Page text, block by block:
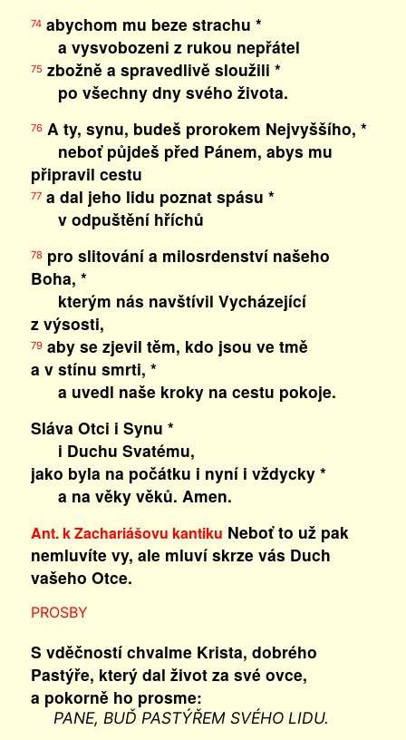
74abychom mu beze strachu *
a vysvobozeni z rukou nepřátel
75 zbožně a spravedlivě sloužili *
po všechny dny svého života.
76A ty, synu, budeš prorokem Nejvyššího, *
neboť půjdeš před Pánem, abys mu
připravil cestu
77a dal jeho lidu poznat spásu *
v odpuštění hříchů
78 pro slitování a milosrdenství našeho
Boha, *
kterým nás navštívil Vycházející
z výsosti,
79aby se zjevil těm, kdo jsou ve tmě
a v stínu smrti, *
a uvedl naše kroky na cestu pokoje.
Sláva Otci i Synu *
i Duchu Svatému,
jako byla na počátku i nyní i vždycky *
a na věky věků. Amen.
Ant. k Zachariášovu kantiku Neboť to už pak
nemluvíte vy, ale mluví skrze vás Duch
vašeho Otce.
PROSBY
S vděčností chvalme Krista, dobrého
Pastýře, který dal život za své ovce,
a pokorně ho prosme:
PANE, BUĎ PASTÝŘEM SVÉHO LIDU.